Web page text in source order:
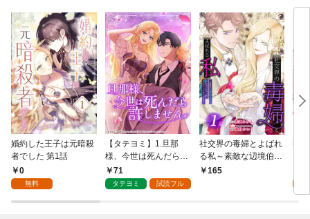
婚約した王子は元暗殺
者でした 第1話
0
無料
【タテヨミ】1.旦那
様、今世は死んだら許
しません
71
タテヨミ 試読フル
社交界の毒婦とよばれ
る私～素敵な辺境伯令
息に腕を折られたの
165
視